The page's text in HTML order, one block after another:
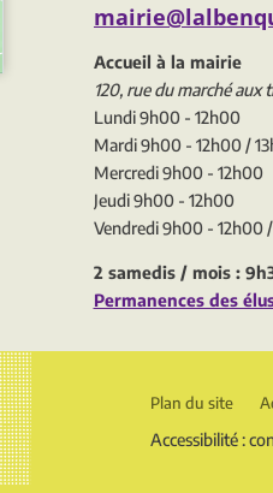
Accueil à la mairie
120, rue du marché
Lundi 9h00 - 12h00
Mardi 9h00 - 12h00 /
Mercredi 9h00 - 12h00
Jeudi 9h00 - 12h00
Vendredi 9h00 - 12h00
2 samedis / mois :
Permanences des
Plan du site
Accessibilité :